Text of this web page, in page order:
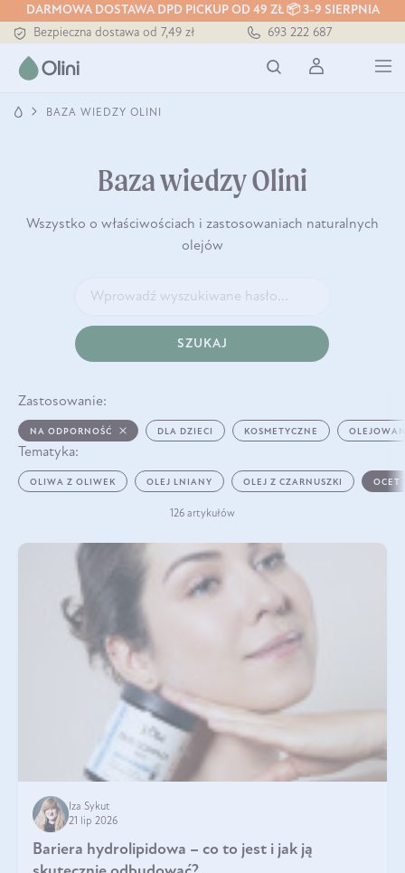
DARMOWA DOSTAWA DPD PICKUP OD 49 ZŁ 📦 3-9 SIERPNIA
Bezpieczna dostawa od 7,49 zł
Darmowa dostawa od 199 zł
Tłoczony zawsze na zimno
693 222 687
BAZA WIEDZY OLINI
Baza wiedzy Olini
Wszystko o właściwościach i zastosowaniach naturalnych
olejów
SZUKAJ
Zastosowanie:
NA ODPORNOŚĆ DLA DZIECI KOSMETYCZNE
Tematyka:
OLIWA Z OLIWEK OLEJ LNIANY OLEJ Z CZARNUSZKI OCET
126 artykułów
Iza Sykut
21 lip 2026
Bariera hydrolipidowa – co to jest i jak ją